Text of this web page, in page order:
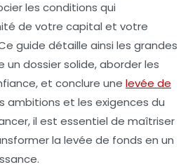
les conditions qui
de votre capital et votre
guide détaille ainsi les grandes
dossier solide, aborder les
et conclure une levée de
ambitions et les exigences du
il est essentiel de maîtriser
la levée de fonds en un